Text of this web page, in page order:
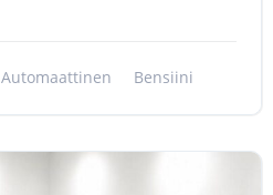
Automaattinen Bensiini